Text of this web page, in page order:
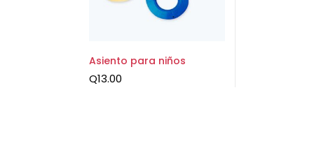
Asiento para niños
Q13.00